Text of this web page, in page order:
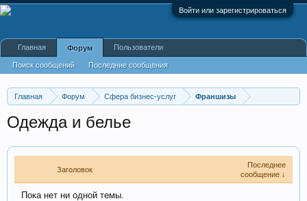
Войти или зарегистрироваться
Главная Форум Сфера бизнес-услуг Франшизы
Одежда и белье
Заголовок
Последнее
сообщение ↓
Пока нет ни одной темы.
Главная Форум
Поиск сообщений Последние сообщения
Пользователи